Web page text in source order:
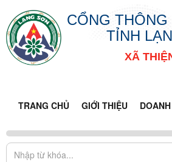
CỔNG
TỈNH
XÃ
TRANG CHỦ GIỚI THIỆU